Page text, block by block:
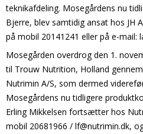
teknikafdeling. Mosegårdens nu
Bjerre, blev samtidig ansat hos JH
på mobil 20141241 eller på e-mail:
Mosegården overdrog den 1.
til Trouw Nutrition, Holland
Nutrimin A/S, som dermed
Mosegårdens nu tidligere
Erling Mikkelsen fortsætter hos
mobil 20681966 / lf@nutrimin.dk,